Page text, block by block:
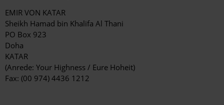
EMIR VON KATAR
Sheikh Hamad bin Khalifa Al Thani
PO Box 923
Doha
KATAR
(Anrede: Your Highness / Eure Hoheit)
Fax: (00 974) 4436 1212